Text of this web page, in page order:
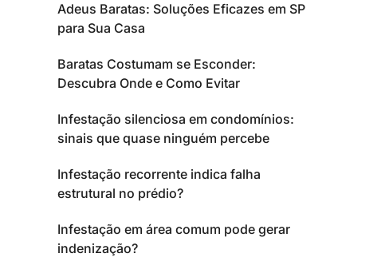
Adeus Baratas: Soluções Eficazes em SP
para Sua Casa
Baratas Costumam se Esconder:
Descubra Onde e Como Evitar
Infestação silenciosa em condomínios:
sinais que quase ninguém percebe
Infestação recorrente indica falha
estrutural no prédio?
Infestação em área comum pode gerar
indenização?